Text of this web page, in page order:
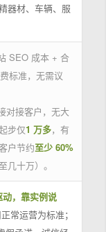
器材、车辆、服
SEO 成本 + 合
标准，无需议
对接客户，无大
步仅1 万多，有
户节约至少 60%
几十万）。
，靠实例说
常运营为标准；